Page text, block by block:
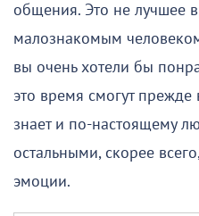
общения. Это не лучшее
малознакомым
вы очень хотели бы
это время смогут прежде
знает и по-настоящему
остальными, скорее
эмоции.